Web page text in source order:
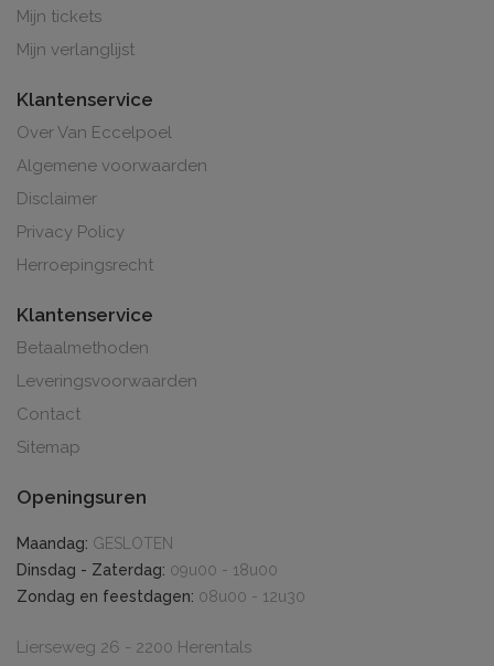
Mijn tickets
Mijn verlanglijst
Klantenservice
Over Van Eccelpoel
Algemene voorwaarden
Disclaimer
Privacy Policy
Herroepingsrecht
Klantenservice
Betaalmethoden
Leveringsvoorwaarden
Contact
Sitemap
Openingsuren
Maandag: GESLOTEN
Dinsdag - Zaterdag: 09u00 - 18u00
Zondag en feestdagen: 08u00 - 12u30
Lierseweg 26 - 2200 Herentals